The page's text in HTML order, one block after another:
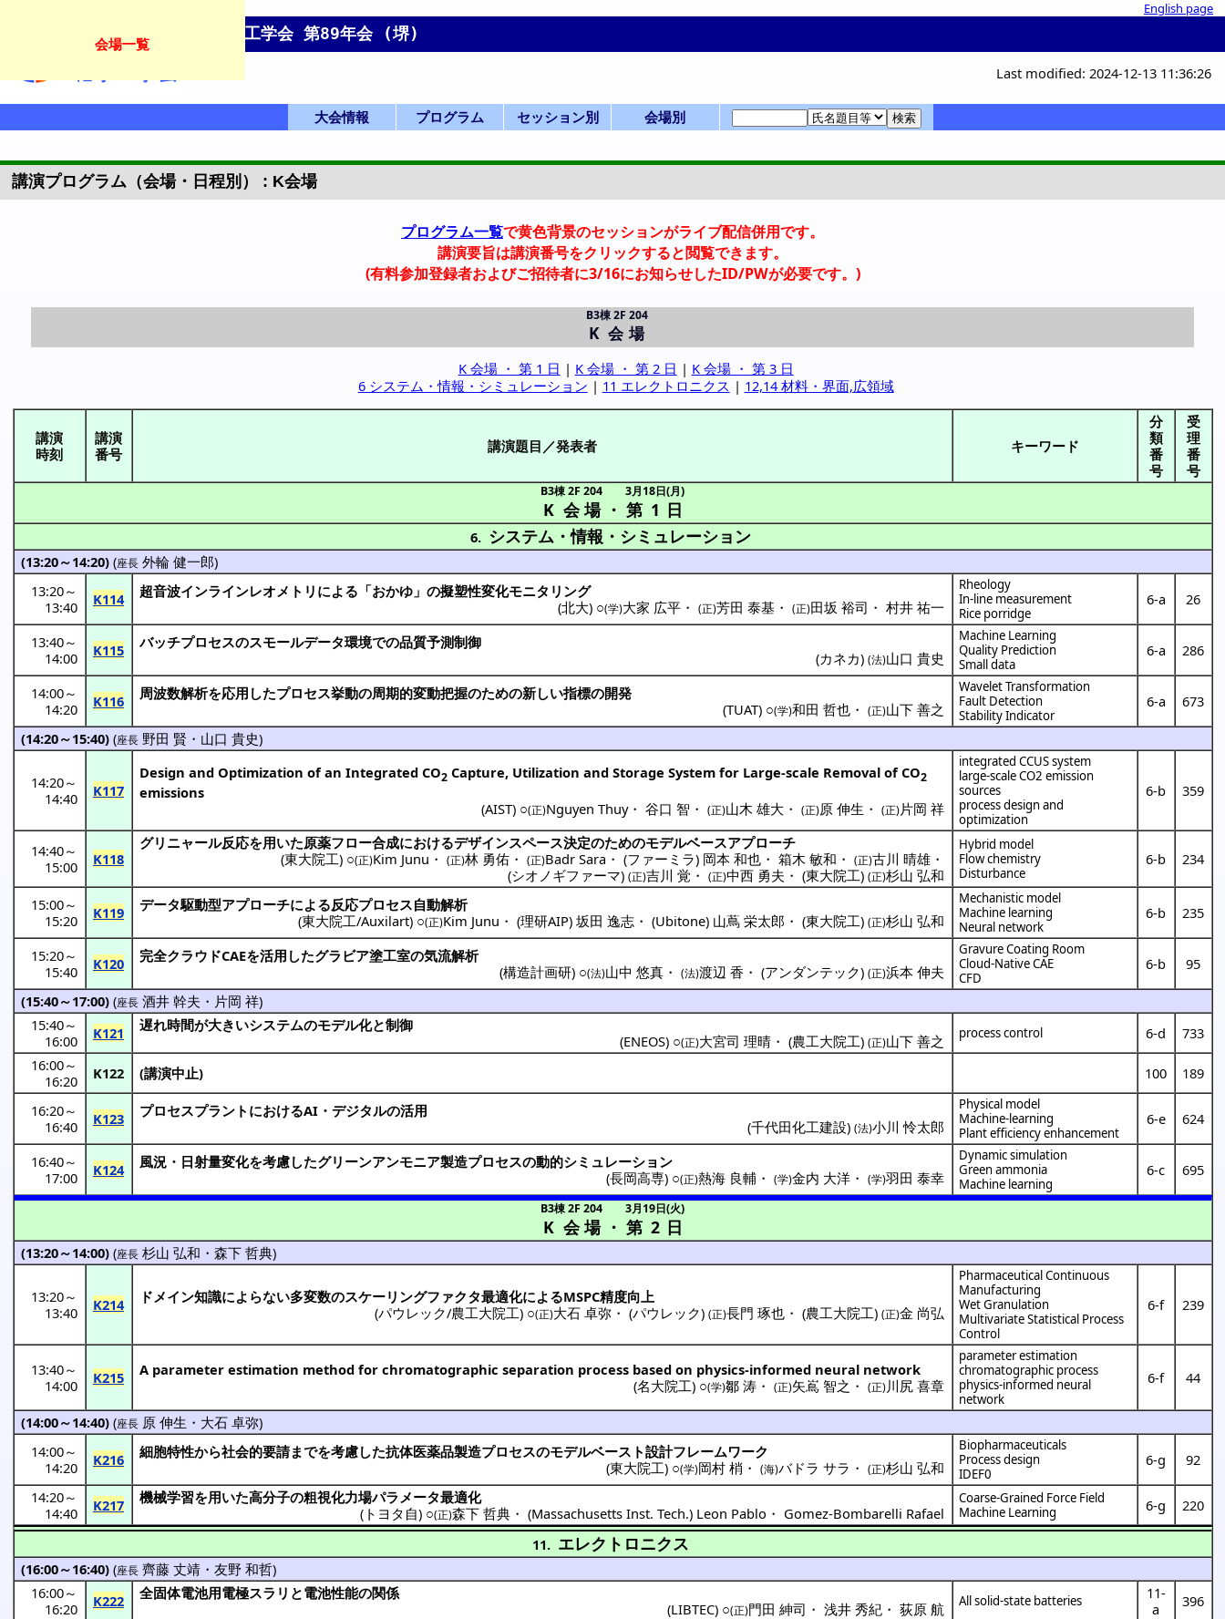
English page
化学工学会 第89年会 (堺)
Last modified: 2024-12-13 11:36:26
大会情報
L
プログラム
u
セッション別
ー)
ム
会場別
講演プログラム（会場・日程別） : K会場
プログラム一覧で黄色背景のセッションがライブ配信併用です。
講演要旨は講演番号をクリックすると閲覧できます。
(有料参加登録者およびご招待者に3/16にお知らせしたID/PWが必要です。)
K 会場
B3棟 2F 204
K 会場 ・ 第 1 日 | K 会場 ・ 第 2 日 | K 会場 ・ 第 3 日
6 システム・情報・シミュレーション | 11 エレクトロニクス | 12,14 材料・界面,広領域
講演
時刻
講演
番号
講演題目／発表者 キーワード
分
類
番
号
受
理
番
号
K 会場
B3棟 2F 204
・ 第 1 日
3月18日(月)
6. システム・情報・シミュレーション
(13:20～14:20)(座長 外輪 健一郎)
13:20～
13:40
K114 超音波インラインレオメトリ による「おかゆ」の擬塑性変化モニタリング
(北大) ○(学)大家 広平 ・(正)芳田 泰基 ・(正)田坂 裕司 ・村井 祐一
Rheology
In-line measurement
Rice porridge
6-a 26
13:40～
14:00
K115 バッチプロセスのスモールデータ環境での品質予測制御
(カネカ)(法)山口 貴史
Machine Learning
Quality Prediction
Small data
6-a 286
14:00～
14:20
K116 周波数解析を応用 したプロセス挙動の周期的変動把握のための新しい指標の開発
(TUAT) ○(学)和田 哲也 ・(正)山下 善之
Wavelet Transformation
Fault Detection
Stability Indicator
6-a 673
(14:20～15:40)(座長 野田 賢 ・ 山口 貴史)
14:20～
14:40
K117
Design and Optimization of an Integrated CO2Capture, Utilization and Storage System for Large-scale Removal of CO2
emissions
(AIST) ○(正)Nguyen Thuy・谷口 智 ・(正)山木 雄大 ・(正)原 伸生 ・(正)片岡 祥
integrated CCUS system
large-scale CO2 emission
sources
process design and
optimization
6-b 359
14:40～
15:00
K118
グリニャール反応を用いた原薬フロー合成におけるデザインスペース決定のためのモデルベースアプローチ
(東大院工) ○(正)Kim Junu ・(正)林 勇佑 ・(正)Badr Sara ・(ファーミラ) 岡本 和也 ・箱木 敏和 ・(正)古川 晴雄 ・
(シオノギファーマ)(正)吉川 覚 ・(正)中西 勇夫 ・(東大院工)(正)杉山 弘和
Hybrid model
Flow chemistry
Disturbance
6-b 234
15:00～
15:20
K119 データ駆動型アプローチによる反応プロセス自動解析
(東大院工/Auxilart) ○(正)Kim Junu ・(理研AIP)坂田 逸志 ・(Ubitone) 山蔦 栄太郎 ・(東大院工)(正)杉山 弘和
Mechanistic model
Machine learning
Neural network
6-b 235
15:20～
15:40
K120 完全クラウドCAEを活用 したグラビア塗工室の気流解析
(構造計画研) ○(法)山中 悠真 ・(法)渡辺 香 ・(アンダンテック)(正)浜本 伸夫
Gravure Coating Room
Cloud-Native CAE
CFD
6-b 95
(15:40～17:00)(座長 酒井 幹夫 ・ 片岡 祥)
15:40～
16:00
K121 遅れ時間が大きいシステムのモデル化と制御
(ENEOS) ○(正)大宮司 理晴 ・(農工大院工)(正)山下 善之 process control 6-d
733
16:00～
16:20
K122 (講演中止) 100 189
16:20～
16:40
K123 プロセスプラント におけるAI・ デジタルの活用
(千代田化工建設)(法)小川 怜太郎
Physical model
Machine-learning
Plant efficiency enhancement
6-e 624
16:40～
17:00
K124 風況・ 日射量変化を考慮したグリーンアンモニア製造プロセスの動的シミュレーション
(長岡高専) ○(正)熱海 良輔 ・(学)金内 大洋 ・(学)羽田 泰幸
Dynamic simulation
Green ammonia
Machine learning
6-c 695
K 会場
B3棟 2F 204
・ 第 2 日
3月19日(火)
(13:20～14:00)(座長 杉山 弘和 ・ 森下 哲典)
13:20～
13:40
K214 ドメイン知識によらない多変数のスケーリングファクタ最適化によるMSPC精度向上
(パウレック/農工大院工) ○(正)大石 卓弥 ・(パウレック)(正)長門 琢也 ・(農工大院工)(正)金 尚弘
Pharmaceutical Continuous
Manufacturing
Wet Granulation
Multivariate Statistical Process
Control
6-f 239
13:40～
14:00
K215
A parameter estimation method for chromatographic separation process based on physics-informed neural network
(名大院工) ○(学)鄒 涛 ・(正)矢嶌 智之 ・(正)川尻 喜章
parameter estimation
chromatographic process
physics-informed neural
network
6-f 44
(14:00～14:40)(座長 原 伸生 ・ 大石 卓弥)
14:00～
14:20
K216 細胞特性から社会的要請までを考慮した抗体医薬品製造プロセスのモデルベースト設計フレームワーク
(東大院工) ○(学)岡村 梢 ・(海)バドラ サラ ・(正)杉山 弘和
Biopharmaceuticals
Process design
IDEF0
6-g 92
14:20～
14:40
K217 機械学習を用いた高分子の粗視化力場パラメータ最適化
( トヨタ自) ○(正)森下 哲典 ・(Massachusetts Inst. Tech.) Leon Pablo ・ Gomez-Bombarelli Rafael
Coarse-Grained Force Field
Machine Learning
6-g 220
11. エレクトロニクス
(16:00～16:40)(座長 齊藤 丈靖・ 友野 和哲)
16:00～
16:20
K222 全固体電池用電極スラリ と電池性能の関係
(LIBTEC) ○(正)門田 紳司 ・浅井 秀紀 ・荻原 航 All solid-state batteries
11-
a
396
会場一覧